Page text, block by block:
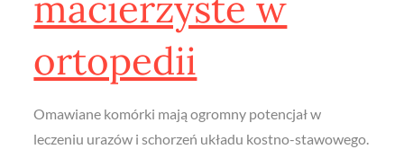
ortopedii
Omawiane komórki mają ogromny potencjał w
leczeniu urazów i schorzeń układu kostno-stawowego.